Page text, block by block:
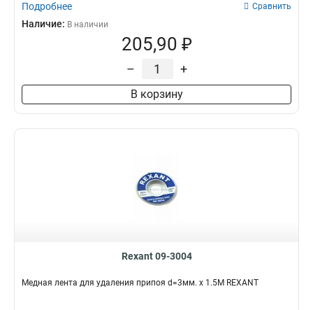
Подробнее Сравнить
Наличие: В наличии
205,90 ₽
– +
В корзину
Rexant 09-3004
Медная лента для удаления припоя d=3мм. x 1.5М REXANT